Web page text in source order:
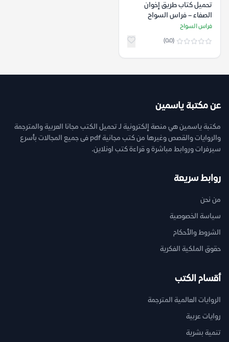
تحميل كتاب طريق إخوان
الصفاء – فراس السواح
فراس السواح
(0.0)
عن مكتبة ياسمين
مكتبة ياسمين هي منصة إلكترونية لـ تحميل الكتب مجانا العربية والمترجمة
والروايات والقصص وغيرها من كتب مجانية pdf فى جميع المجالات بأسرع
سيرفرات وروابط مباشرة و قراءة كتب اونلاين.
روابط سريعة
من نحن
سياسة الخصوصية
الشروط والأحكام
حقوق الملكية الفكرية
أقسام الكتب
الروايات العالمية المترجمة
روايات عربية
تنمية بشرية